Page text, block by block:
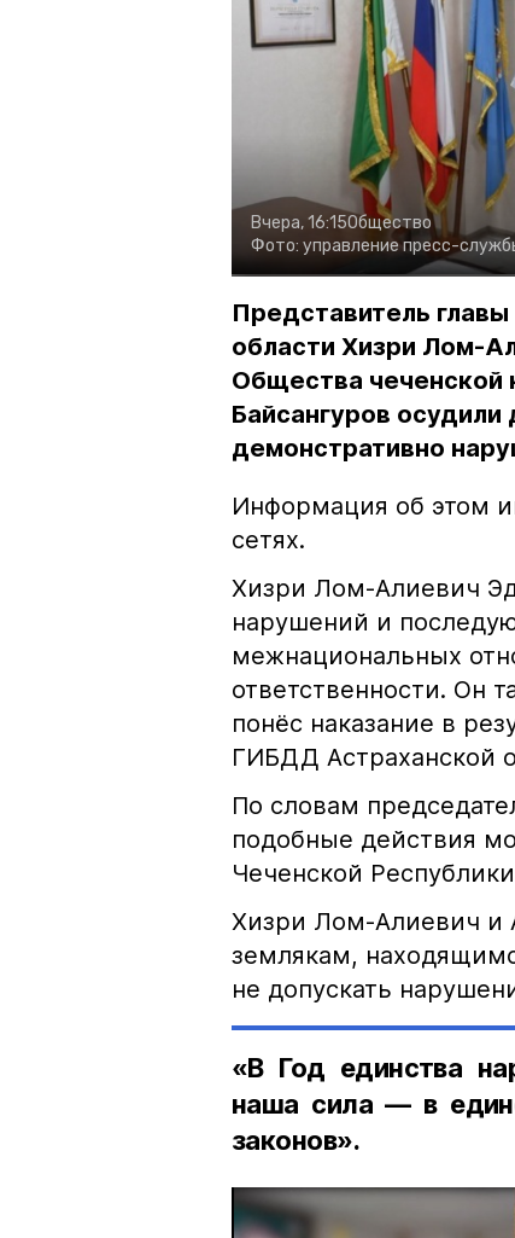
Вчера, 16:15Общество
Фото: управление пресс-
Представитель
области Хизри Лом-
Общества чеченской
Байсангуров осудили
демонстративно
Информация об этом
сетях.
Хизри Лом-Алиевич
нарушений и
межнациональных
ответственности. Он
понёс наказание в
ГИБДД Астраханской
По словам
подобные действия
Чеченской
Хизри Лом-Алиевич и
землякам,
не допускать
«В Год единства
наша сила — в
законов».